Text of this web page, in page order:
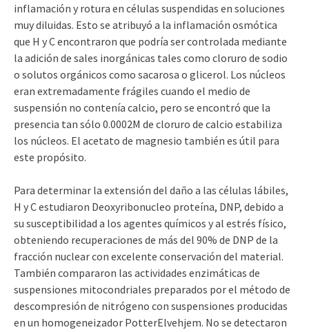
inflamación y rotura en células suspendidas en soluciones
muy diluidas. Esto se atribuyó a la inflamación osmótica
que H y C encontraron que podría ser controlada mediante
la adición de sales inorgánicas tales como cloruro de sodio
o solutos orgánicos como sacarosa o glicerol. Los núcleos
eran extremadamente frágiles cuando el medio de
suspensión no contenía calcio, pero se encontró que la
presencia tan sólo 0.0002M de cloruro de calcio estabiliza
los núcleos. El acetato de magnesio también es útil para
este propósito.
Para determinar la extensión del daño a las células lábiles,
H y C estudiaron Deoxyribonucleo proteína, DNP, debido a
su susceptibilidad a los agentes químicos y al estrés físico,
obteniendo recuperaciones de más del 90% de DNP de la
fracción nuclear con excelente conservación del material.
También compararon las actividades enzimáticas de
suspensiones mitocondriales preparados por el método de
descompresión de nitrógeno con suspensiones producidas
en un homogeneizador PotterElvehjem. No se detectaron